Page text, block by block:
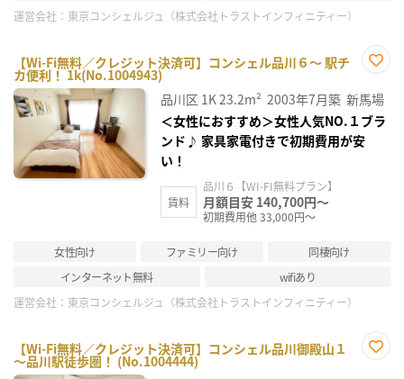
運営会社： 東京コンシェルジュ（株式会社トラストインフィニティー）
【Wi-Fi無料／クレジット決済可】コンシェル品川６～ 駅チ
カ便利！ 1k(No.1004943)
に入
り登
録
品川区 1K23.2m² 2003年7月築 新馬場
＜女性におすすめ＞女性人気NO.１ブラ
ンド♪ 家具家電付きで初期費用が安
い！
賃料
品川６【WI-FI無料プラン】
月額目安 140,700円～
初期費用他 33,000円～
女性向け ファミリー向け
同棲向け
インターネット無料
wifiあり
運営会社： 東京コンシェルジュ（株式会社トラストインフィニティー）
【Wi-Fi無料／クレジット決済可】コンシェル品川御殿山１
～品川駅徒歩圏！ (No.1004444)